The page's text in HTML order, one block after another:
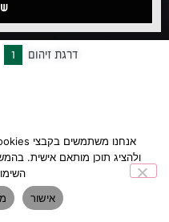
דרגת זיהום 1
ולהציג תוכן מותאם אישית.
אישור